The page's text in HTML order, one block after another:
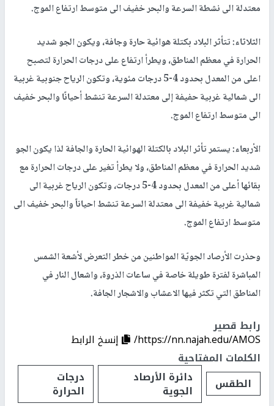
معتدلة الى نشطة السرعة والبحر خفيف الى متوسط ارتفاع الموج.
الثلاثاء: تتأثر البلاد بكتلة هوائية حارة وجافة، ويكون الجو شديد
الحرارة في معظم المناطق، ويطرأ ارتفاع على درجات الحرارة لتصبح
اعلى من المعدل بحدود 4-5 درجات مئوية، وتكون الرياح جنوبية غربية
الى شمالية غربية حفيفة إلى معتدلة السرعة تنشط أحيانًا والبحر خفيف
الى متوسط ارتفاع الموج.
الأربعاء: يستمر تأثر البلاد بالكتلة الهوائية الحارة والجافة لذا يكون الجو
شديد الحرارة في معظم المناطق، ولا يطرأ تغير على درجات الحرارة مع
بقائها أعلى من المعدل بحدود 4-5 درجات، وتكون الرياح غربية الى
شمالية غربية خفيفة الى معتدلة السرعة تنشط احياناً والبحر خفيف الى
متوسط ارتفاع الموج.
وحذرت الأرصاد الجويّة المواطنين من خطر التعرض لأشعة الشمس
المباشرة لفترة طويلة خاصة في ساعات الذروة، واشعال النار في
المناطق التي تكثر فيها الاعشاب والاشجار الجافة.
رابط قصير
https://nn.najah.edu/AMOS/
إنسخ الرابط
الكلمات المفتاحية
الطقس
دائرة الأرصاد
الجوية
درجات
الحرارة